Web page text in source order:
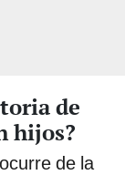
de
hijos?
de la